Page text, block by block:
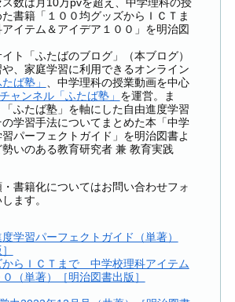
数は月10万pvを超え、中学理科の授
書籍「１００均グッズからＩＣＴま
イテム＆アイデア１００」を明治図
ト「ふたばのブログ」（本ブログ）
、家庭学習に利用できるオンライン
たば塾」
、中学理科の授業動画を中心
ャンネル「ふたば塾」 を運営。ま
ふたば塾」を軸にした自由進度学習
学習手法についてまとめた本「中学
パーフェクトガイド」を明治図書よ
勢いのある教育研究者 兼 教育実践
書籍化についてはお問い合わせフォ
ます。
学習パーフェクトガイド（単著）
からＩＣＴまで 中学校理科アイテム
（単著）［明治図書出版］